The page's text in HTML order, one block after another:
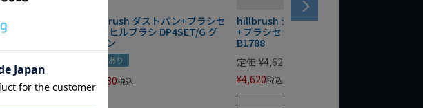
ィリティハン
ヒルブラシ
hillbrush ダストパン+ブラシセ
ット ヒルブラシ DP4SET/G グ
リーン
動画あり
1,980税込
hillbrush ジャンボダストパン
+ブラシセット ヒルブラシ
B1788
定価 ¥4,620
¥4,620税込